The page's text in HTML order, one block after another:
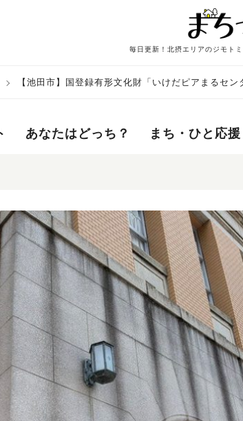
毎日更新！北摂エリアのジモト
【池田市】国登録有形文化財「いけだピアまるセ
あなたはどっち？ まち・ひと応援